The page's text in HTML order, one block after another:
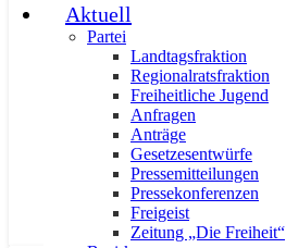
Aktuell
Partei
Landtagsfraktion
Regionalratsfraktion
Freiheitliche Jugend
Anfragen
Anträge
Gesetzesentwürfe
Pressemitteilungen
Pressekonferenzen
Freigeist
Zeitung „Die Freiheit“
13. Mai 2022